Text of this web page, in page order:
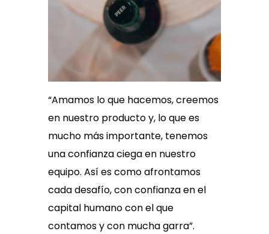
“Amamos lo que hacemos, creemos
en nuestro producto y, lo que es
mucho más importante, tenemos
una confianza ciega en nuestro
equipo. Así es como afrontamos
cada desafío, con confianza en el
capital humano con el que
contamos y con mucha garra”.